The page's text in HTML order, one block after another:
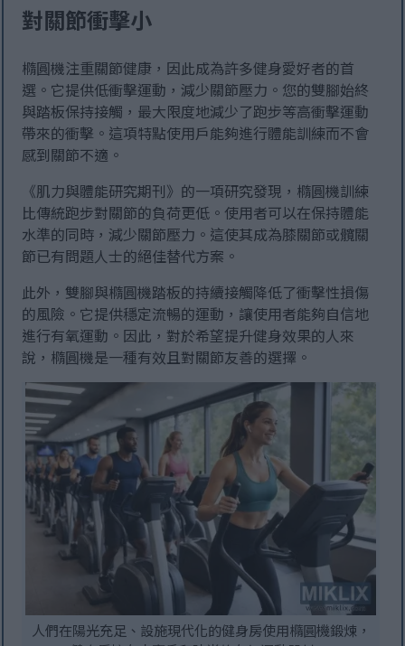
對關節衝擊小
橢圓機注重關節健康，因此成為許多健身愛好者的首
選。它提供低衝擊運動，減少關節壓力。您的雙腳始終
與踏板保持接觸，最大限度地減少了跑步等高衝擊運動
帶來的衝擊。這項特點使用戶能夠進行體能訓練而不會
感到關節不適。
《肌力與體能研究期刊》的一項研究發現，橢圓機訓練
比傳統跑步對關節的負荷更低。使用者可以在保持體能
水準的同時，減少關節壓力。這使其成為膝關節或髖關
節已有問題人士的絕佳替代方案。
此外，雙腳與橢圓機踏板的持續接觸降低了衝擊性損傷
的風險。它提供穩定流暢的運動，讓使用者能夠自信地
進行有氧運動。因此，對於希望提升健身效果的人來
說，橢圓機是一種有效且對關節友善的選擇。
人們在陽光充足、設施現代化的健身房使用橢圓機鍛煉，